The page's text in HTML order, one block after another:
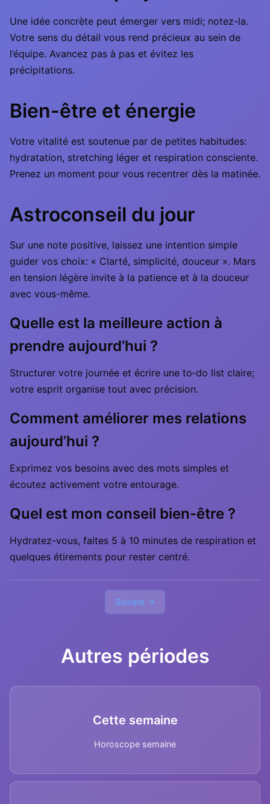
Une idée concrète peut émerger vers midi; notez-la.
Votre sens du détail vous rend précieux au sein de
l’équipe. Avancez pas à pas et évitez les
précipitations.
Bien-être et énergie
Votre vitalité est soutenue par de petites habitudes:
hydratation, stretching léger et respiration consciente.
Prenez un moment pour vous recentrer dès la matinée.
Astroconseil du jour
Sur une note positive, laissez une intention simple
guider vos choix: « Clarté, simplicité, douceur ». Mars
en tension légère invite à la patience et à la douceur
avec vous-même.
Quelle est la meilleure action à
prendre aujourd’hui ?
Structurer votre journée et écrire une to‑do list claire;
votre esprit organise tout avec précision.
Comment améliorer mes relations
aujourd’hui ?
Exprimez vos besoins avec des mots simples et
écoutez activement votre entourage.
Quel est mon conseil bien-être ?
Hydratez-vous, faites 5 à 10 minutes de respiration et
quelques étirements pour rester centré.
Suivant →
Autres périodes
Cette semaine
Horoscope semaine